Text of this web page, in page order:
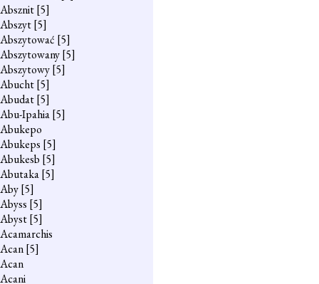
Absznit[5]
Abszyt[5]
Abszytować [5]
Abszytowany[5]
Abszytowy[5]
Abucht[5]
Abudat[5]
Abu-Ipahia[5]
Abukepo
Abukeps [5]
Abukesb [5]
Abutaka[5]
Aby[5]
Abyss [5]
Abyst[5]
Acamarchis
Acan[5]
Acan
Acani